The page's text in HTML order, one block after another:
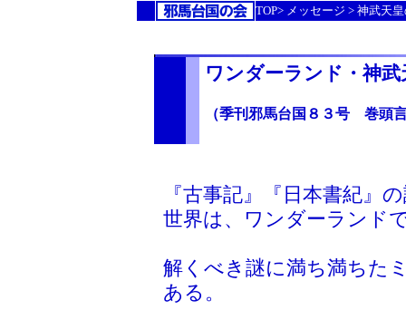
TOP> メッセージ > 神武天
ワンダーランド・神
（季刊邪馬台国８３号 巻頭
『古事記』『日本書紀』
世界は、ワンダーランド
解くべき謎に満ち満ちた
ある。